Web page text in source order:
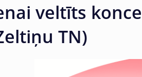
veltīts
TN)